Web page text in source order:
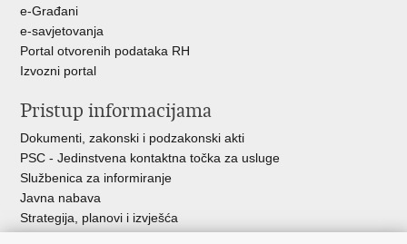
e-Građani
e-savjetovanja
Portal otvorenih podataka RH
Izvozni portal
Pristup informacijama
Dokumenti, zakonski i podzakonski akti
PSC - Jedinstvena kontaktna točka za usluge
Službenica za informiranje
Javna nabava
Strategija, planovi i izvješća